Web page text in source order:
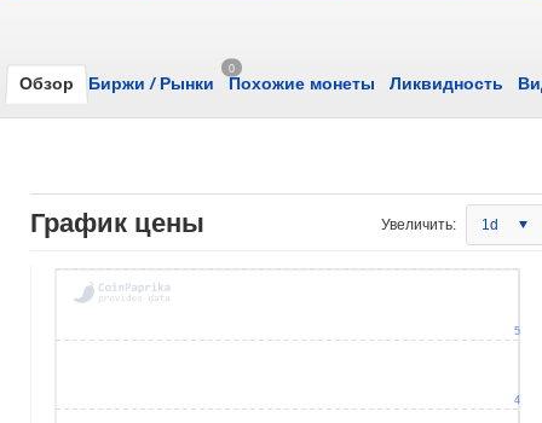
Обзор Биржи /Рынки
0
Похожие монеты Ликвидность
График цены Увеличить: 1d
4
5